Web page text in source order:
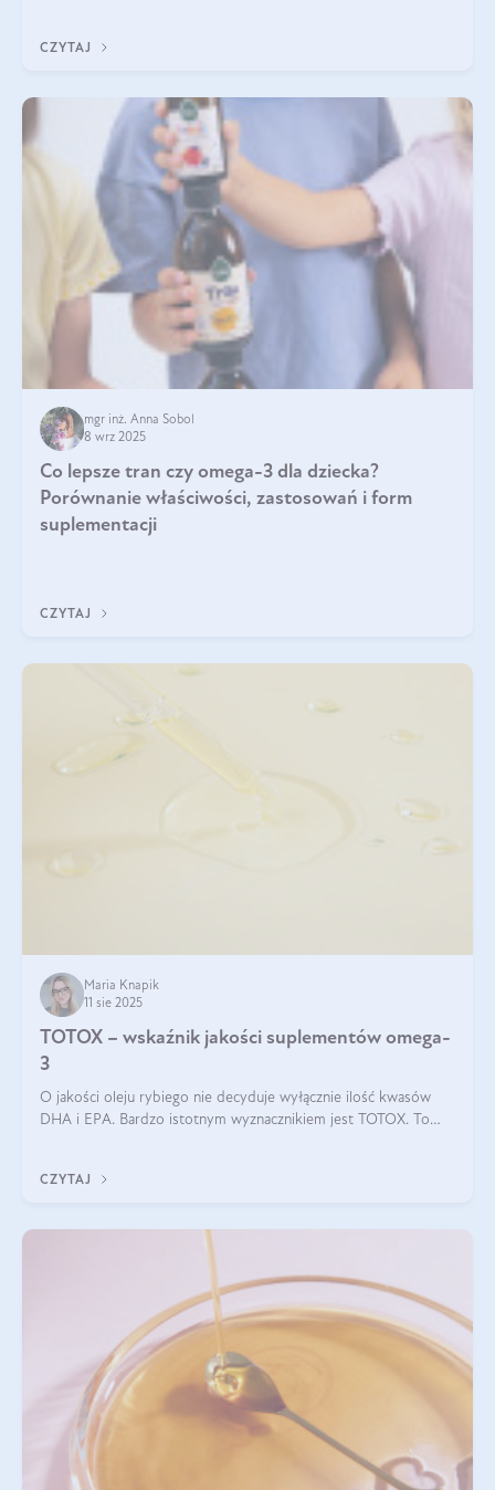
CZYTAJ
mgr inż. Anna Sobol
8 wrz 2025
Co lepsze tran czy omega-3 dla dziecka?
Porównanie właściwości, zastosowań i form
suplementacji
CZYTAJ
Maria Knapik
11 sie 2025
TOTOX – wskaźnik jakości suplementów omega-
3
O jakości oleju rybiego nie decyduje wyłącznie ilość kwasów
DHA i EPA. Bardzo istotnym wyznacznikiem jest TOTOX. To
CZYTAJ